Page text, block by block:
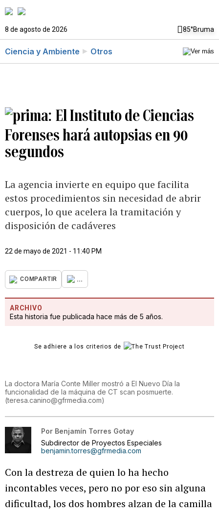
8 de agosto de 2026 85°Bruma
Ciencia y Ambiente Otros
El Instituto de Ciencias
Forenses hará autopsias en 90
segundos
La agencia invierte en equipo que facilita
estos procedimientos sin necesidad de abrir
cuerpos, lo que acelera la tramitación y
disposición de cadáveres
22 de mayo de 2021 - 11:40 PM
COMPARTIR ...
ARCHIVO
Esta historia fue publicada hace más de 5 años.
Se adhiere a los criterios de
La doctora María Conte Miller mostró a El Nuevo Día la
funcionalidad de la máquina de CT scan posmuerte.
(teresa.canino@gfrmedia.com)
Por Benjamín Torres Gotay
Subdirector de Proyectos Especiales
benjamin.torres@gfrmedia.com
Con la destreza de quien lo ha hecho
incontables veces, pero no por eso sin alguna
dificultad, los dos hombres alzan de la camilla